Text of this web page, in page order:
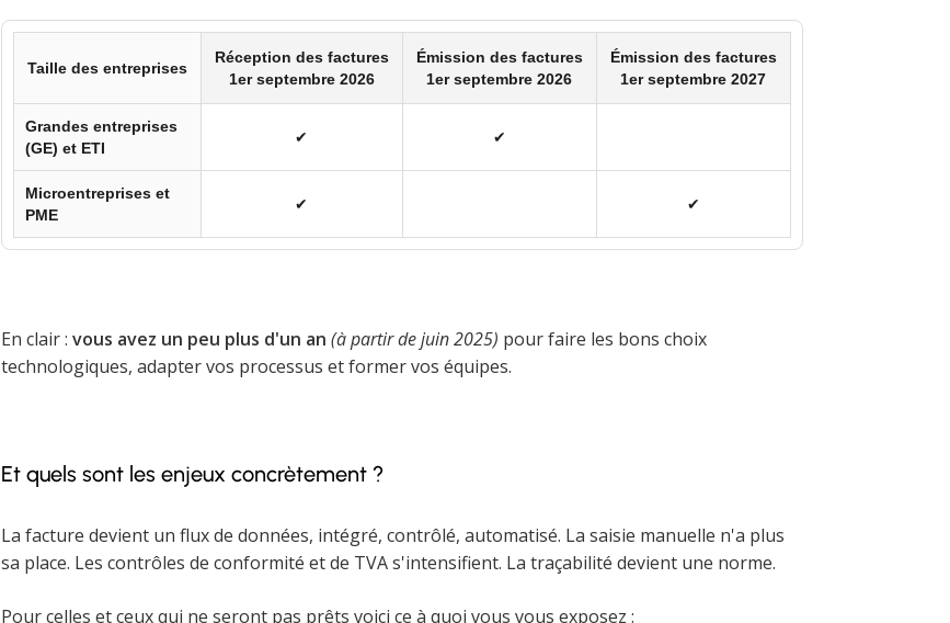
Taille des entreprises
Réception des factures
1er septembre 2026
Émission des factures
1er septembre 2026
Émission des factures
1er septembre 2027
Grandes entreprises
(GE) et ETI
✔︎ ✔︎
Microentreprises et
PME
✔︎ ✔︎
En clair : vous avez un peu plus d'un an (à partir de juin 2025) pour faire les bons choix
technologiques, adapter vos processus et former vos équipes.
Et quels sont les enjeux concrètement ?
La facture devient un flux de données, intégré, contrôlé, automatisé. La saisie manuelle n'a plus
sa place. Les contrôles de conformité et de TVA s'intensifient. La traçabilité devient une norme.
Pour celles et ceux qui ne seront pas prêts voici ce à quoi vous vous exposez :